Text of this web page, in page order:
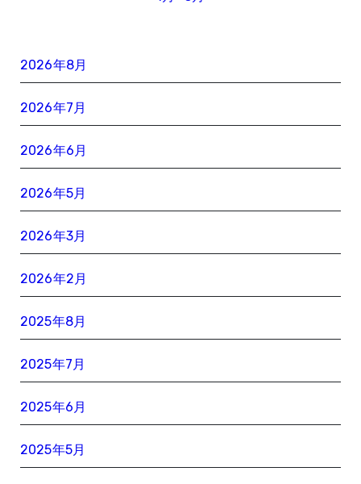
2026年8月
2026年7月
2026年6月
2026年5月
2026年3月
2026年2月
2025年8月
2025年7月
2025年6月
2025年5月